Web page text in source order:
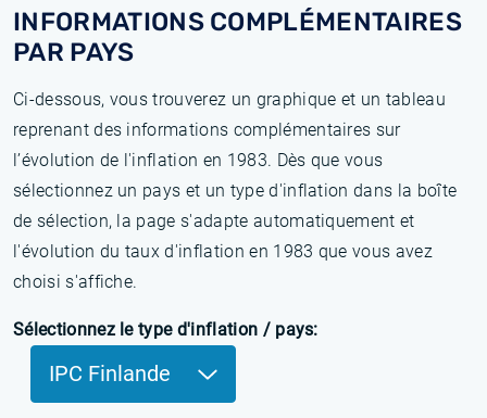
INFORMATIONS COMPLÉMENTAIRES
PAR PAYS
Ci-dessous, vous trouverez un graphique et un tableau
reprenant des informations complémentaires sur
l’évolution de l'inflation en 1983. Dès que vous
sélectionnez un pays et un type d'inflation dans la boîte
de sélection, la page s'adapte automatiquement et
l'évolution du taux d'inflation en 1983 que vous avez
choisi s'affiche.
Sélectionnez le type d'inflation / pays:
IPC Finlande